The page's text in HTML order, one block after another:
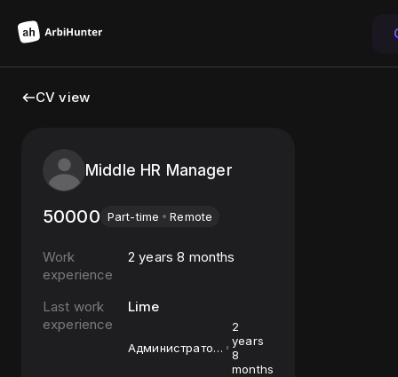
CV view
Middle HR Manager
50000 Part-time Remote
Work
experience
2 years 8 months
Last work
experience
Lime
Администратор
2
years
8
months